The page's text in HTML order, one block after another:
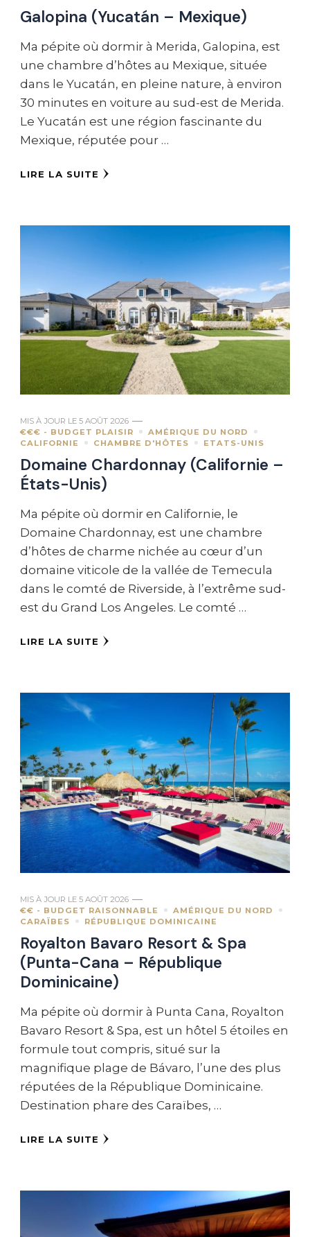
Galopina (Yucatán – Mexique)
Ma pépite où dormir à Merida, Galopina, est
une chambre d’hôtes au Mexique, située
dans le Yucatán, en pleine nature, à environ
30 minutes en voiture au sud-est de Merida.
Le Yucatán est une région fascinante du
Mexique, réputée pour …
LIRE LA SUITE
MIS À JOUR LE 5 AOÛT 2026
€€€ - BUDGET PLAISIR
AMÉRIQUE DU NORD
CALIFORNIE
CHAMBRE D'HÔTES ETATS-UNIS
Domaine Chardonnay (Californie –
États-Unis)
Ma pépite où dormir en Californie, le
Domaine Chardonnay, est une chambre
d’hôtes de charme nichée au cœur d’un
domaine viticole de la vallée de Temecula
dans le comté de Riverside, à l’extrême sud-
est du Grand Los Angeles. Le comté …
LIRE LA SUITE
MIS À JOUR LE 5 AOÛT 2026
€€ - BUDGET RAISONNABLE
AMÉRIQUE DU NORD
CARAÏBES
RÉPUBLIQUE DOMINICAINE
Royalton Bavaro Resort & Spa
(Punta-Cana – République
Dominicaine)
Ma pépite où dormir à Punta Cana, Royalton
Bavaro Resort & Spa, est un hôtel 5 étoiles en
formule tout compris, situé sur la
magnifique plage de Bávaro, l’une des plus
réputées de la République Dominicaine.
Destination phare des Caraïbes, …
LIRE LA SUITE